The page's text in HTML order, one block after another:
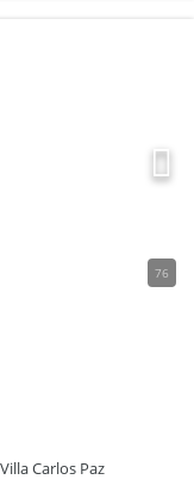
76
Carlos Paz